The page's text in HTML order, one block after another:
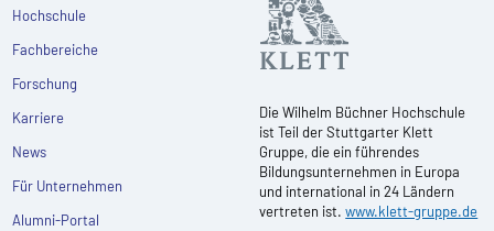
Hochschule
Fachbereiche
Forschung
Karriere
News
Für Unternehmen
Alumni-Portal
Die Wilhelm Büchner Hochschule
ist Teil der Stuttgarter Klett
Gruppe, die ein führendes
Bildungsunternehmen in Europa
und international in 24 Ländern
vertreten ist.www.klett-gruppe.de